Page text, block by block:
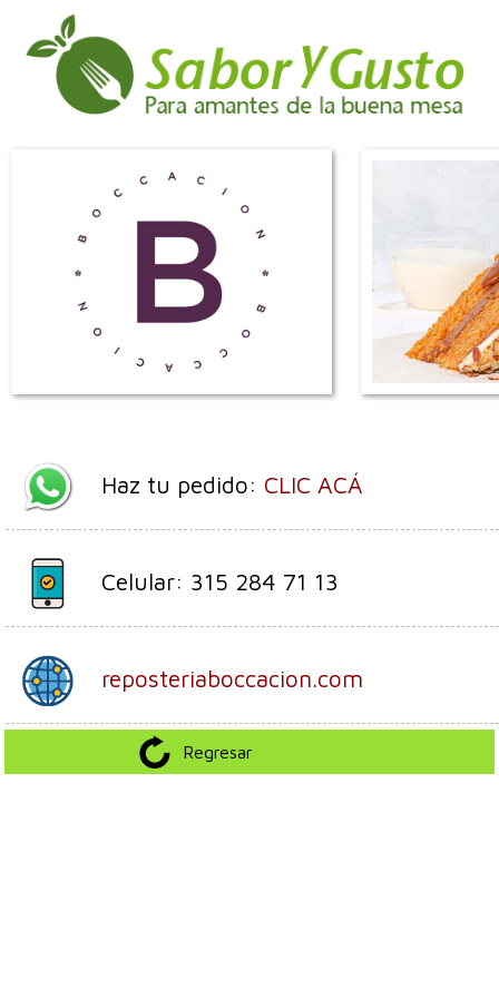
Haz tu pedido: CLIC ACÁ
Celular: 315 284 71 13
reposteriaboccacion.com
Regresar